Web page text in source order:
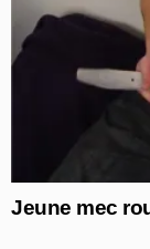
Jeune mec